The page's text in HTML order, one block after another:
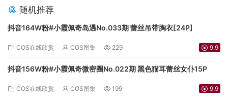
随机推荐
抖音164W粉#小霞佩奇岛遇No.033期 蕾丝吊带胸衣[24P]
COS在线欣赏 COS图集 229 9.9
抖音156W粉#小霞佩奇微密圈No.022期 黑色猫耳蕾丝女仆15P
COS在线欣赏 COS图集 199 9.9